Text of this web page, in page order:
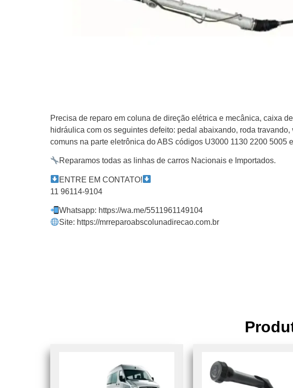
Precisa de reparo em coluna de direção elétrica e mecânica, caixa
hidráulica com os seguintes defeito: pedal abaixando, roda
comuns na parte eletrônica do ABS códigos U3000 1130 2200 5005
Reparamos todas as linhas de carros Nacionais e Importados.
ENTRE EM CONTATO!
11 96114-9104
Whatsapp: https://wa.me/5511961149104
Site: https://mrreparoabscolunadirecao.com.br